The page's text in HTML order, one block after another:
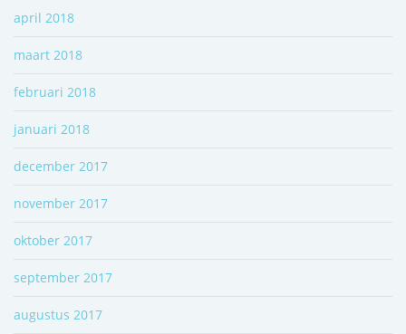
april 2018
maart 2018
februari 2018
januari 2018
december 2017
november 2017
oktober 2017
september 2017
augustus 2017